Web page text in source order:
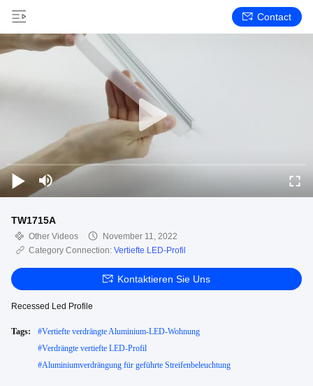
Contact
TW1715A
Other Videos
November 11, 2022
Category Connection: Vertiefte LED-Profil
Kontaktieren Sie Uns
Recessed Led Profile
Tags: #Vertiefte verdrängte Aluminium-LED-Wohnung
#Verdrängte vertiefte LED-Profil
#Aluminiumverdrängung für geführte Streifenbeleuchtung